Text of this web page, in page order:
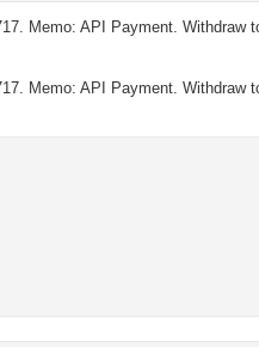
Memo: API Payment. Withdraw
Memo: API Payment. Withdraw